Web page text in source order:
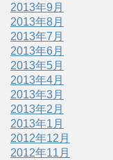
2013年9月
2013年8月
2013年7月
2013年6月
2013年5月
2013年4月
2013年3月
2013年2月
2013年1月
2012年12月
2012年11月